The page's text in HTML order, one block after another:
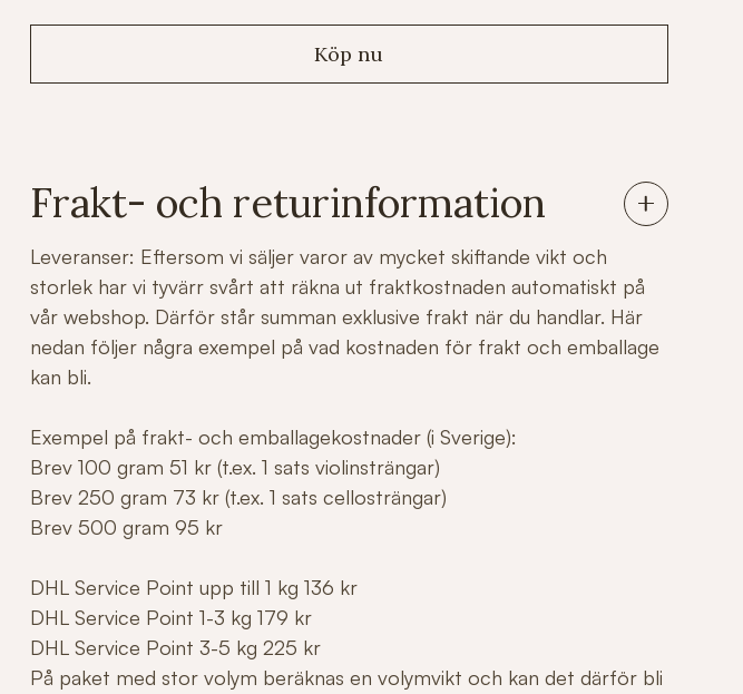
Frakt- och returinformation
Leveranser: Eftersom vi säljer varor av mycket skiftande vikt och
storlek har vi tyvärr svårt att räkna ut fraktkostnaden automatiskt på
vår webshop. Därför står summan exklusive frakt när du handlar. Här
nedan följer några exempel på vad kostnaden för frakt och emballage
kan bli.
Exempel på frakt- och emballagekostnader (i Sverige):
Brev 100 gram 51 kr (t.ex. 1 sats violinsträngar)
Brev 250 gram 73 kr (t.ex. 1 sats cellosträngar)
Brev 500 gram 95 kr
DHL Service Point upp till 1 kg 136 kr
DHL Service Point 1-3 kg 179 kr
DHL Service Point 3-5 kg 225 kr
På paket med stor volym beräknas en volymvikt och kan det därför bli